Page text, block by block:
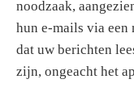
noodzaak,
hun e-mails via
dat uw berichten
zijn, ongeacht het